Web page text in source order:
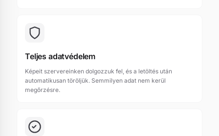
Teljes adatvédelem
Képeit szervereinken dolgozzuk fel, és a letöltés után
automatikusan töröljük. Semmilyen adat nem kerül
megőrzésre.